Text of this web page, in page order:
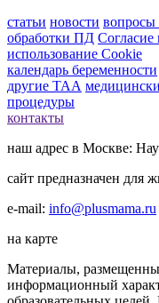
статьи новости вопросы
обработки ПД
использование Cookie
календарь беременности
другие ТАА
процедуры
контакты
наш адрес в Москве:
сайт предназначен для
e-mail: info@plusmama.ru
на карте
Материалы,
информационный